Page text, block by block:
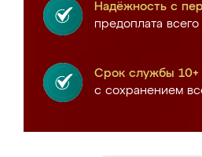
Надёжность с
предоплата
Срок службы 10+
с сохранением